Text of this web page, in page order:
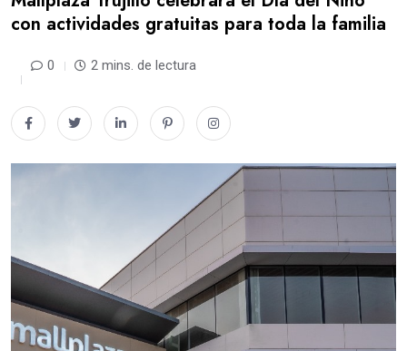
con actividades gratuitas para toda la familia
0 2 mins. de lectura